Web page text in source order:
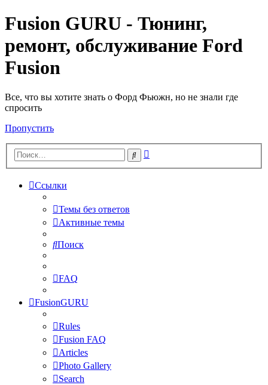
Fusion GURU - Тюнинг,
ремонт, обслуживание Ford
Fusion
Все, что вы хотите знать о Форд Фьюжн, но не знали где
спросить
Пропустить
Поиск
Ссылки
Темы без ответов
Активные темы
Поиск
FAQ
FusionGURU
Rules
Fusion FAQ
Articles
Photo Gallery
Search